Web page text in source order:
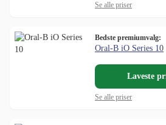
Se alle priser
Bedste premiumvalg:
Oral-B iO Series 10
Laveste
Se alle priser